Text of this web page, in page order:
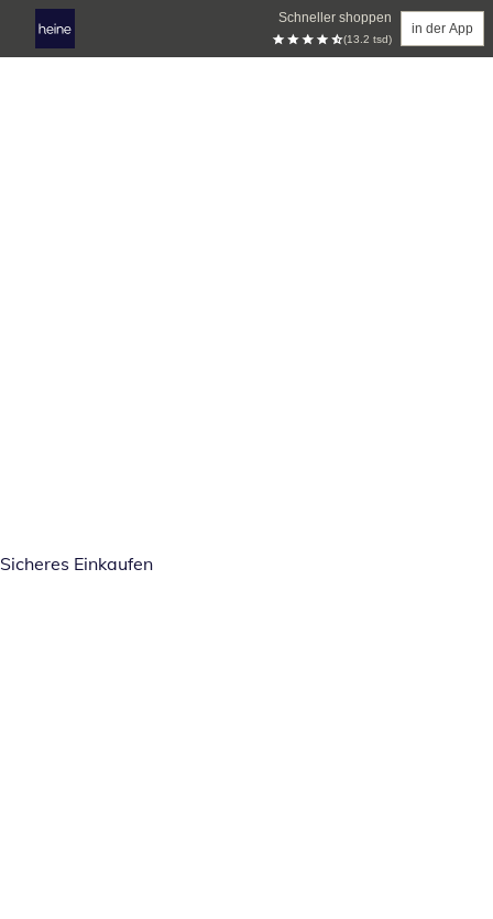
Schneller shoppen
(13.2 tsd)
in der App
Sicheres Einkaufen